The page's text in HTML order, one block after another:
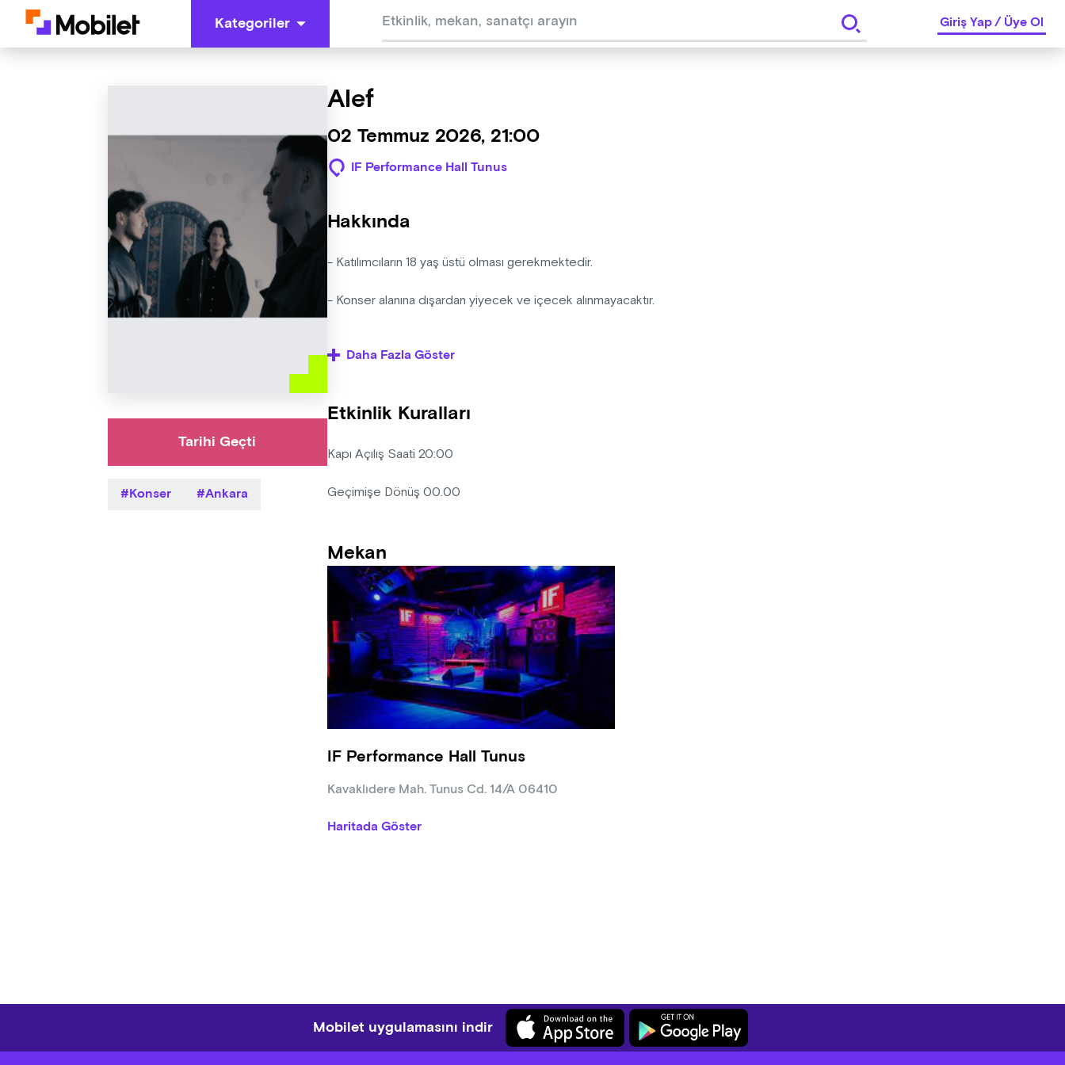
Kategoriler Giriş Yap/Üye Ol
Tarihi Geçti
Konser Ankara
Alef
02 Temmuz 2026, 21:00
IF Performance Hall Tunus
Hakkında
- Katılımcıların 18 yaş üstü olması gerekmektedir.
- Konser alanına dışardan yiyecek ve içecek alınmayacaktır.
etkinlik için bilet bedelini iade etmek koşuluyla, etkinlik mekanına kişiyi almama hakkına sahiptir.
Daha Fazla Göster
Etkinlik Kuralları
Kapı Açılış Saati 20:00
Geçimişe Dönüş 00.00
Mekan
IF Performance Hall Tunus
Kavaklıdere Mah. Tunus Cd. 14/A 06410
Haritada Göster
Mobilet uygulamasını indir